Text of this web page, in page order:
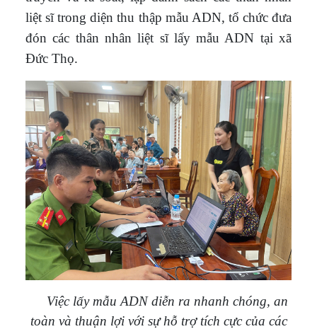
liệt sĩ trong diện thu thập mẫu ADN, tổ chức đưa
đón các thân nhân liệt sĩ lấy mẫu ADN tại xã
Đức Thọ.
Việc lấy mẫu ADN diễn ra nhanh chóng, an
toàn và thuận lợi với sự hỗ trợ tích cực của các